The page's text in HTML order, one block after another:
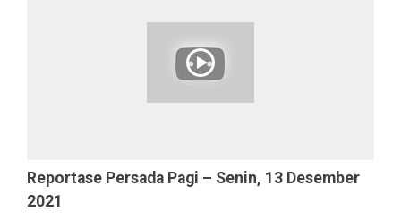
Reportase Persada Pagi – Senin, 13 Desember
2021